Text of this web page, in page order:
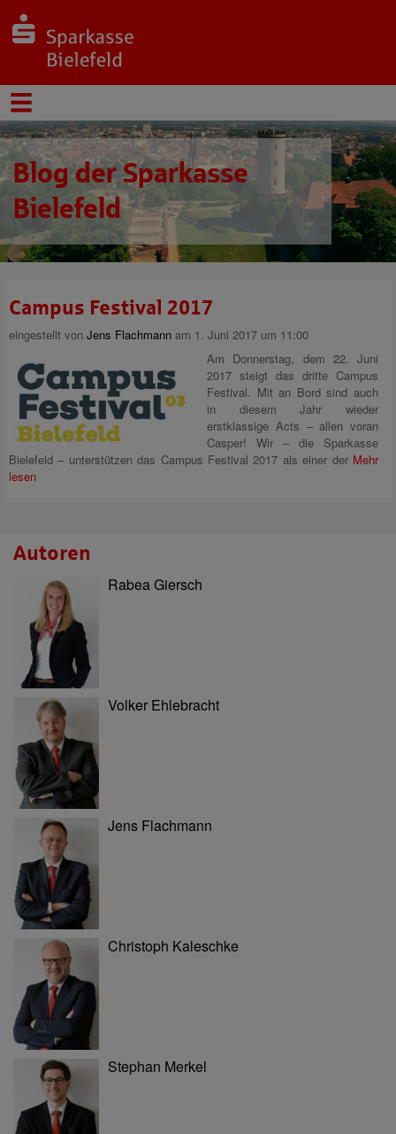
Blog der Sparkasse
Bielefeld
Campus Festival 2017
eingestellt von Jens Flachmann am 1. Juni 2017 um 11:00
Am Donnerstag, dem 22. Juni
2017 steigt das dritte Campus
Festival. Mit an Bord sind auch
in diesem Jahr wieder
erstklassige Acts – allen voran
Casper! Wir – die Sparkasse
Bielefeld – unterstützen das Campus Festival 2017 als einer der Mehr
lesen
Autoren
Rabea Giersch
Volker Ehlebracht
Jens Flachmann
Christoph Kaleschke
Stephan Merkel